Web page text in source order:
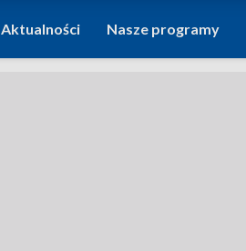
Aktualności Nasze programy